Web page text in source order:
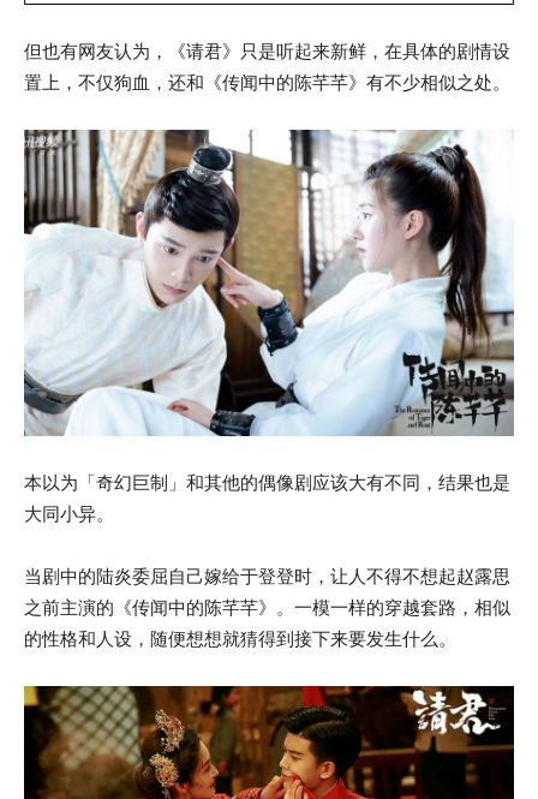
但也有网友认为，《请君》只是听起来新鲜，在具体的剧情设
置上，不仅狗血，还和《传闻中的陈芊芊》有不少相似之处。
本以为「奇幻巨制」和其他的偶像剧应该大有不同，结果也是
大同小异。
当剧中的陆炎委屈自己嫁给于登登时，让人不得不想起赵露思
之前主演的《传闻中的陈芊芊》。一模一样的穿越套路，相似
的性格和人设，随便想想就猜得到接下来要发生什么。